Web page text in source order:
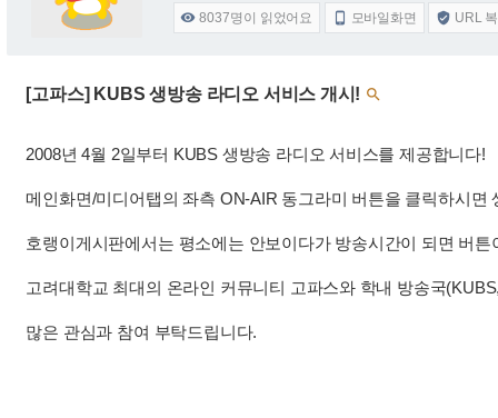
 8037명이 읽었어요  모바일화면  URL
[고파스] KUBS 생방송 라디오 서비스 개시! 
2008년 4월 2일부터 KUBS 생방송 라디오 서비스를 제공합니다!
메인화면/미디어탭의 좌측 ON-AIR 동그라미 버튼을 클릭하시
호랭이게시판에서는 평소에는 안보이다가 방송시간이 되면 버
고려대학교 최대의 온라인 커뮤니티 고파스와 학내 방송국
많은 관심과 참여 부탁드립니다.